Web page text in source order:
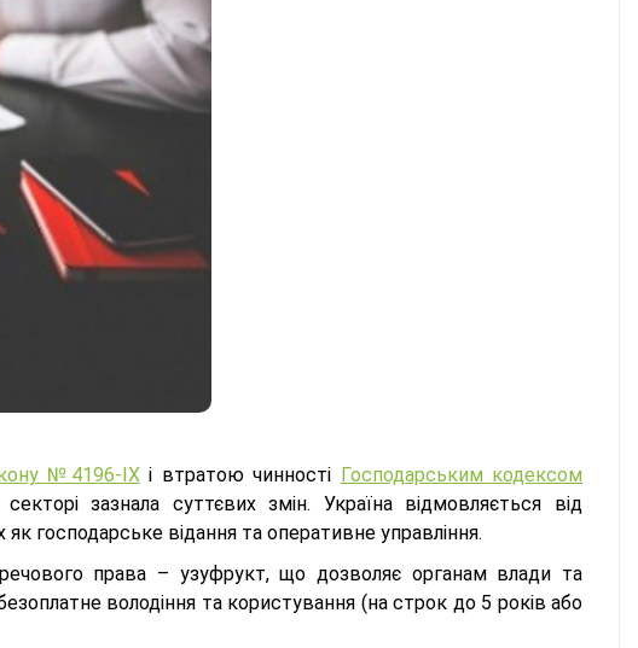
№4196-IXі втратою чинності Господарським кодексом
зазнала суттєвих змін. Україна відмовляється від
господарське відання та оперативне управління.
права – узуфрукт, що дозволяє органам влади та
володіння та користування (на строк до 5 років або